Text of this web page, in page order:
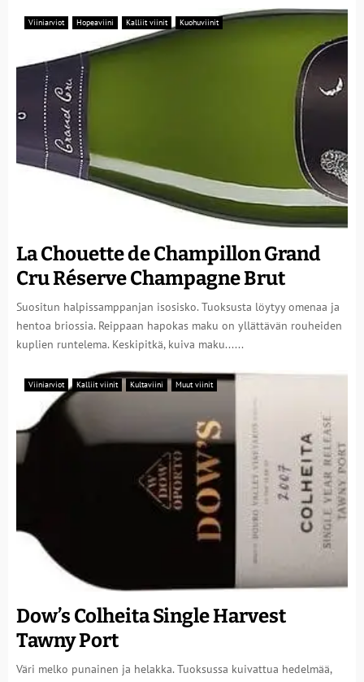
Viiniarviot Hopeaviini Kalliit viinit Kuohuviinit
La Chouette de Champillon Grand
Cru Réserve Champagne Brut
Suositun halpissamppanjan isosisko. Tuoksusta löytyy omenaa ja
hentoa briossia. Reippaan hapokas maku on yllättävän rouheiden
kuplien runtelema. Keskipitkä, kuiva maku......
Viiniarviot Kalliit viinit Kultaviini Muut viinit
Dow’s Colheita Single Harvest
Tawny Port
Väri melko punainen ja helakka. Tuoksussa kuivattua hedelmää,